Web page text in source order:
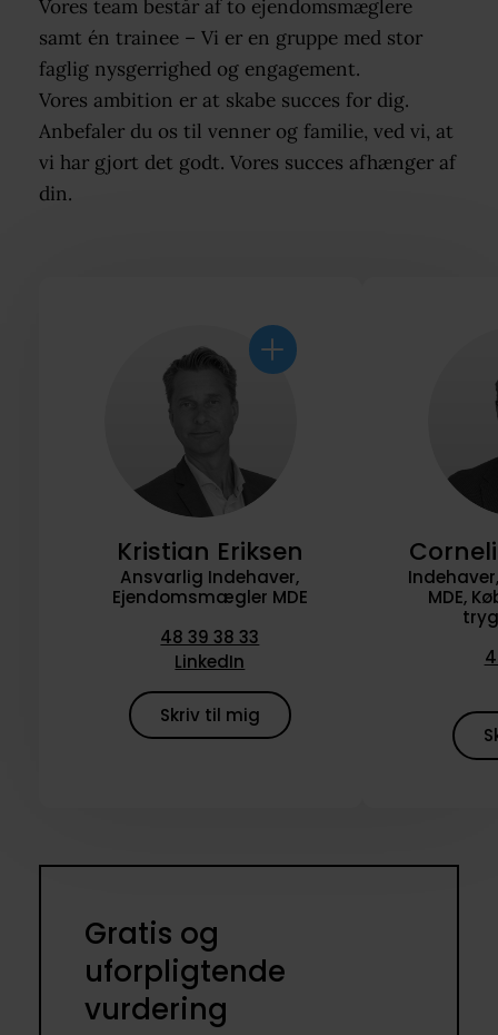
Vores team består af to ejendomsmæglere
samt én trainee – Vi er en gruppe med stor
faglig nysgerrighed og engagement.
Vores ambition er at skabe succes for dig.
Anbefaler du os til venner og familie, ved vi, at
vi har gjort det godt. Vores succes afhænger af
din.
Kristian Eriksen
Ansvarlig Indehaver,
Ejendomsmægler MDE
48 39 38 33
LinkedIn
Skriv til mig
MDE,
Gratis og
uforpligtende
vurdering